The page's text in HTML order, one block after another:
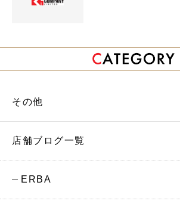
その他
店舗ブログ一覧
ERBA